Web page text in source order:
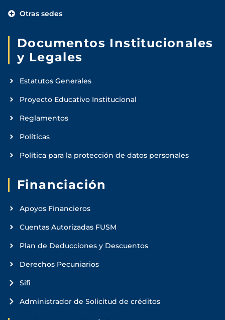
Otras sedes
Documentos Institucionales
y Legales
Estatutos Generales
Proyecto Educativo Institucional
Reglamentos
Políticas
Política para la protección de datos personales
Financiación
Apoyos Financieros
Cuentas Autorizadas FUSM
Plan de Deducciones y Descuentos
Derechos Pecuniarios
Sifi
Administrador de Solicitud de créditos